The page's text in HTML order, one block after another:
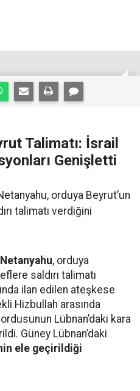
Talimatı: İsrail
Genişletti
orduya Beyrut’un
talimatı verdiğini
, orduya
saldırı talimatı
ilan edilen ateşkese
Hizbullah arasında
Lübnan’daki kara
Güney Lübnan’daki
ele geçirildiği